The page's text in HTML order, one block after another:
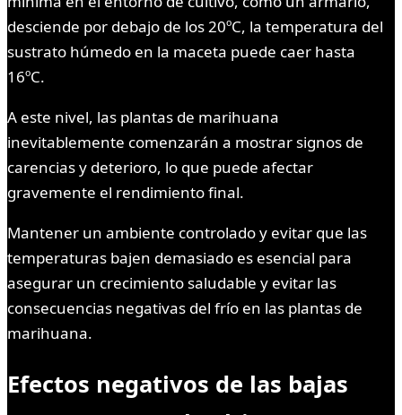
desciende por debajo de los 20ºC, la temperatura del
sustrato húmedo en la maceta puede caer hasta
16ºC.
A este nivel, las plantas de marihuana
inevitablemente comenzarán a mostrar signos de
carencias y deterioro, lo que puede afectar
gravemente el rendimiento final.
Mantener un ambiente controlado y evitar que las
temperaturas bajen demasiado es esencial para
asegurar un crecimiento saludable y evitar las
consecuencias negativas del frío en las plantas de
marihuana.
Efectos negativos de las bajas